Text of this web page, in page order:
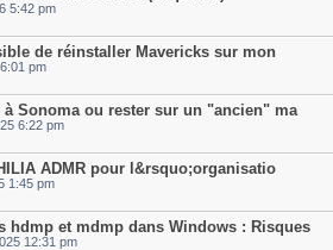
5:42 pm
de réinstaller Mavericks sur mon
pm
à Sonoma ou rester sur un "ancien" ma
6:22 pm
ADMR pour l&rsquo;organisatio
1:45 pm
hdmp et mdmp dans Windows : Risques
12:31 pm